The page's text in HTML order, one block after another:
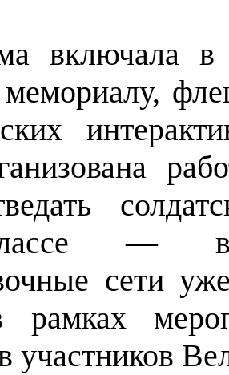
включала
классе —
сети
участников